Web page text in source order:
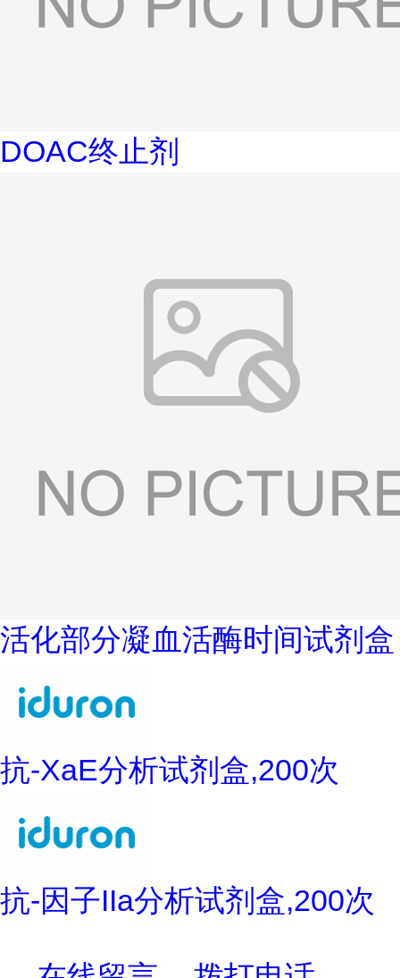
DOAC终止剂
活化部分凝血活酶时间试剂盒
抗-XaE分析试剂盒,200次
抗-因子IIa分析试剂盒,200次